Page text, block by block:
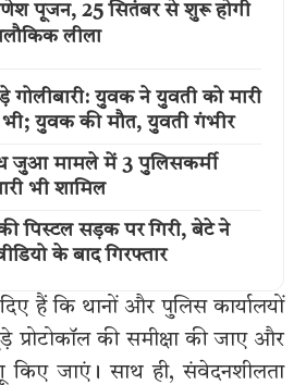
पूजन, 25 सितंबर से शुरू होगी
लीला
गोलीबारी: युवक ने युवती को मारी
युवक की मौत, युवती गंभीर
जुआ मामले में 3 पुलिसकर्मी
भी शामिल
पिस्टल सड़क पर गिरी, बेटे ने
के बाद गिरफ्तार
हैं कि थानों और पुलिस कार्यालयों
प्रोटोकॉल की समीक्षा की जाए और
जाएं। साथ ही, संवेदनशीलता